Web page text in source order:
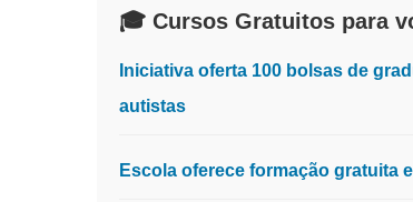
🎓 Cursos Gratuitos para
Iniciativa oferta 100 bolsas de
autistas
Escola oferece formação gratuita